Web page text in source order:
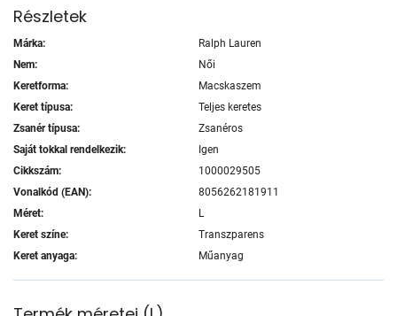
Részletek
Márka:
Ralph Lauren
Nem:
Női
Keretforma:
Macskaszem
Keret típusa:
Teljes keretes
Zsanér típusa:
Zsanéros
Saját tokkal rendelkezik:
Igen
Cikkszám:
1000029505
Vonalkód (EAN):
8056262181911
Méret:
L
Keret színe:
Transzparens
Keret anyaga:
Műanyag